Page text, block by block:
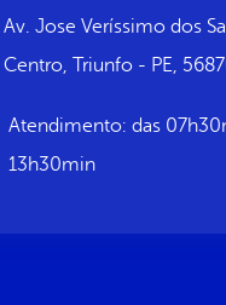
Av. Jose Veríssimo dos
Centro, Triunfo - PE,
Atendimento: das
13h30min